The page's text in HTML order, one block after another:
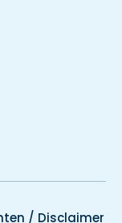
/ Disclaimer